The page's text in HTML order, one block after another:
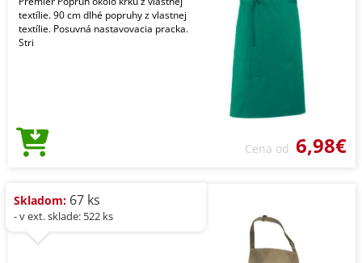
textílie. 90 cm dlhé popruhy z vlastnej
textílie. Posuvná nastavovacia pracka.
Stri
Cena od 6,98€
Skladom: 67 ks
- v ext. sklade: 522 ks